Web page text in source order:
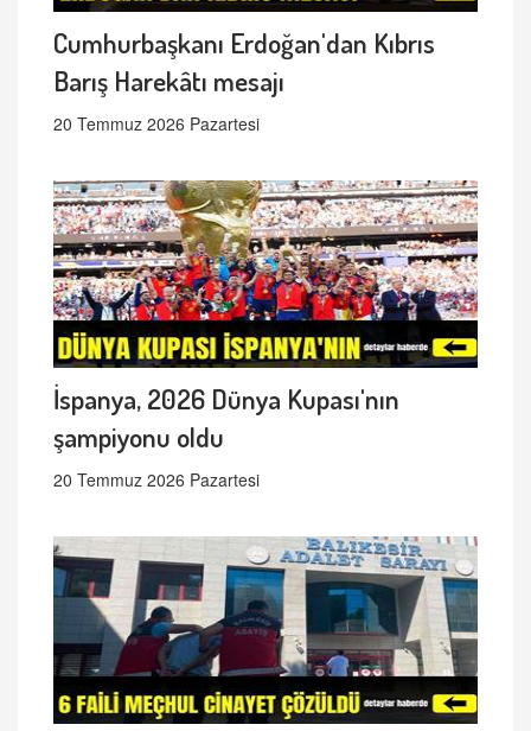
Cumhurbaşkanı Erdoğan'dan Kıbrıs
Barış Harekâtı mesajı
20 Temmuz 2026 Pazartesi
İspanya, 2026 Dünya Kupası'nın
şampiyonu oldu
20 Temmuz 2026 Pazartesi